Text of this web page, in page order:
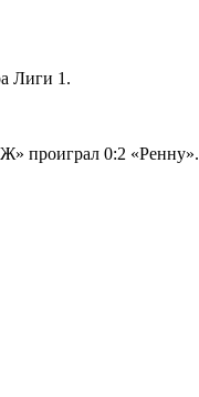
Лиги 1.
проиграл 0:2 «Ренну».